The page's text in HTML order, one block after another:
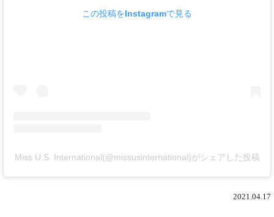
この投稿をInstagramで見る
Miss U.S. International(@missusinternational)がシェアした投稿
2021.04.17